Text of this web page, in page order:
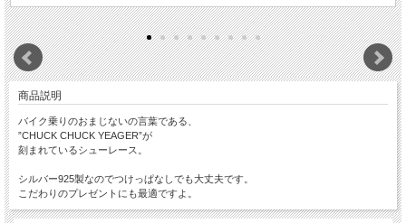
商品説明
バイク乗りのおまじないの言葉である、
”CHUCK CHUCK YEAGER”が
刻まれているシューレース。
シルバー925製なのでつけっぱなしでも大丈夫です。
こだわりのプレゼントにも最適ですよ。